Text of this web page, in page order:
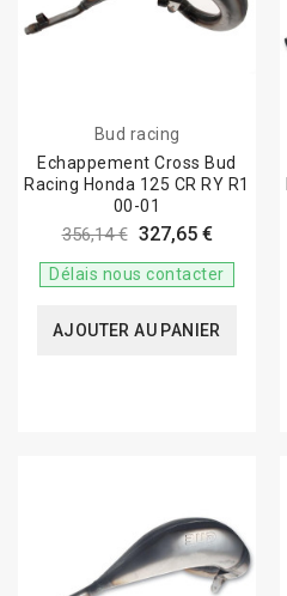
Bud racing
Echappement Cross Bud
Racing Honda 125 CR RY R1
00-01
356,14 € 327,65 €
Délais nous contacter
AJOUTER AU PANIER